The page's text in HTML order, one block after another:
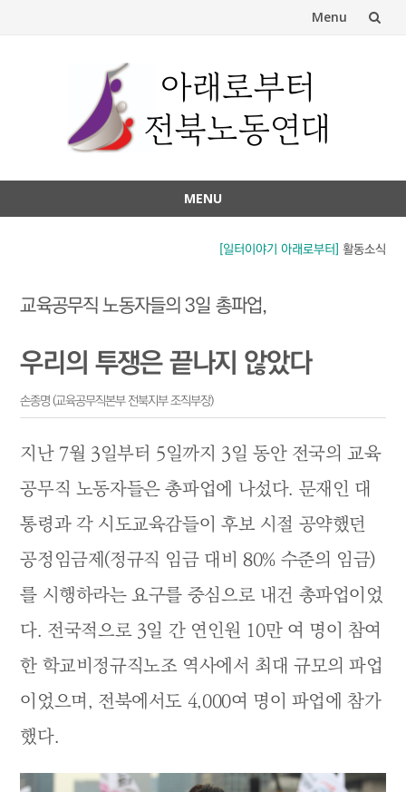
Menu
MENU
[일터이야기 아래로부터] 활동소식
교육공무직 노동자들의 3일 총파업,
우리의 투쟁은 끝나지 않았다
손종명 (교육공무직본부 전북지부 조직부장)
지난 7월 3일부터 5일까지 3일 동안 전국의 교육
공무직 노동자들은 총파업에 나섰다. 문재인 대
통령과 각 시도교육감들이 후보 시절 공약했던
공정임금제(정규직 임금 대비 80% 수준의 임금)
를 시행하라는 요구를 중심으로 내건 총파업이었
다. 전국적으로 3일 간 연인원 10만 여 명이 참여
한 학교비정규직노조 역사에서 최대 규모의 파업
이었으며, 전북에서도 4,000여 명이 파업에 참가
했다.